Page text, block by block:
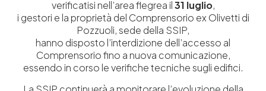
verificatisi nell’area flegrea il31 luglio,
i gestori e la proprietà del Comprensorio ex Olivetti di
Pozzuoli, sede della SSIP,
hanno disposto l’interdizione dell’accesso al
Comprensorio fino a nuova comunicazione,
essendo in corso le verifiche tecniche sugli edifici.